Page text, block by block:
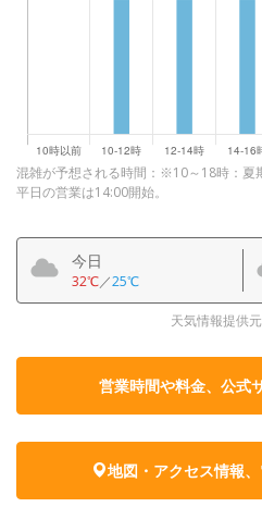
混雑が予想される時間：※10～18時：夏
平日の営業は14:00開始。
今日
32℃／25℃
天気情報提供
営業時間や料金、公式
地図・アクセス情報